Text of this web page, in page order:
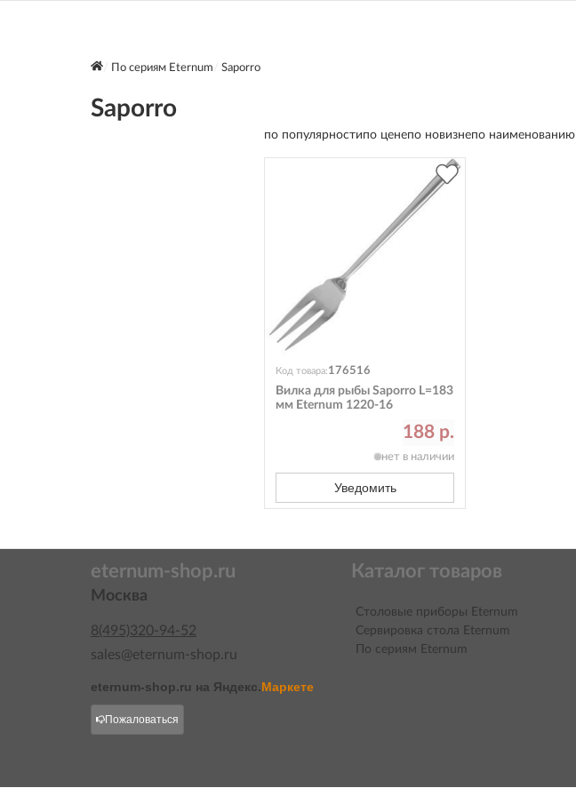
По сериям Eternum Saporro
Saporro
по популярностипо ценепо новизнепо наименованию
Код товара:176516
Вилка для рыбы Saporro L=183
мм Eternum 1220-16
188 р.
нет в наличии
Уведомить
eternum-shop.ru
Москва
8(495)320-94-52
sales@eternum-shop.ru
eternum-shop.ru на Яндекс.Маркете
Пожаловаться
Каталог товаров
Столовые приборы Eternum
Сервировка стола Eternum
По сериям Eternum